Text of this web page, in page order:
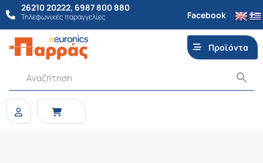
26210 20222, 6987 800 880
Τηλεφωνικές παραγγελίες Facebook
Προϊόντα